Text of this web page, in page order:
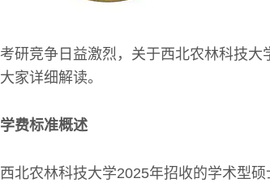
考研竞争日益激烈，关于西北农林科技
大家详细解读。
学费标准概述
西北农林科技大学2025年招收的学术型